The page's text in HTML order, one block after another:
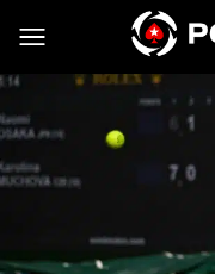
Vai al contenuto